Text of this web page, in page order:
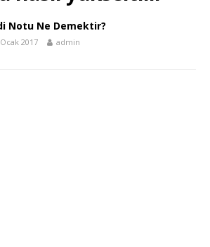
Notu Ne Demektir?
2017 admin